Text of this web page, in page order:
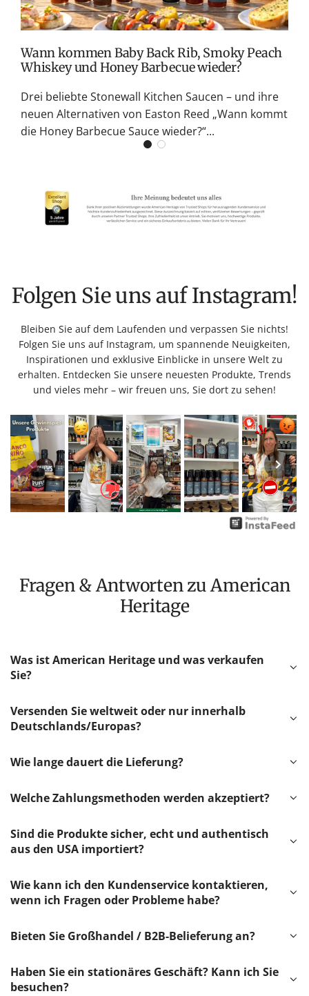
Wann kommen Baby Back Rib, Smoky Peach
Whiskey und Honey Barbecue wieder?
Drei beliebte Stonewall Kitchen Saucen – und ihre
neuen Alternativen von Easton Reed „Wann kommt
die Honey Barbecue Sauce wieder?“...
Folgen Sie uns auf Instagram!
Bleiben Sie auf dem Laufenden und verpassen Sie nichts!
Folgen Sie uns auf Instagram, um spannende Neuigkeiten,
Inspirationen und exklusive Einblicke in unsere Welt zu
erhalten. Entdecken Sie unsere neuesten Produkte, Trends
und vieles mehr – wir freuen uns, Sie dort zu sehen!
Fragen & Antworten zu American
Heritage
Was ist American Heritage und was verkaufen
Sie?
Versenden Sie weltweit oder nur innerhalb
Deutschlands/Europas?
Wie lange dauert die Lieferung?
Welche Zahlungsmethoden werden akzeptiert?
Sind die Produkte sicher, echt und authentisch
aus den USA importiert?
Wie kann ich den Kundenservice kontaktieren,
wenn ich Fragen oder Probleme habe?
Bieten Sie Großhandel / B2B-Belieferung an?
Haben Sie ein stationäres Geschäft? Kann ich Sie
besuchen?